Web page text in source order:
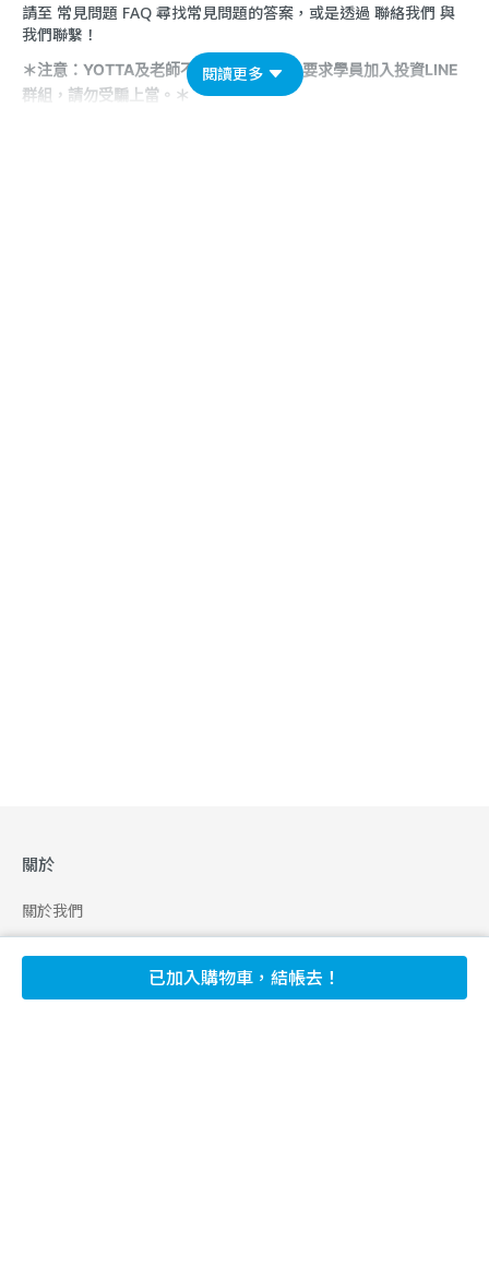
已加入購物車，結帳去！
請至 常見問題 FAQ 尋找常見問題的答案，或是透過 聯絡我們 與
我們聯繫！
＊注意：YOTTA及老師不會以課程名義，要求學員加入投資LINE
群組，請勿受騙上當。＊
閱讀更多
關於
關於我們
合作申請